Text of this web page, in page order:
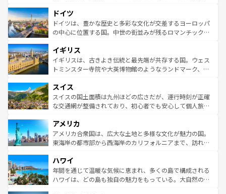
せる。地方によって風土や気候が異なるスペインはその個
性で訪れる人を魅了する。 なお、新着のスペイン情報は コ
ンテンツ一覧を参照してほしい。
で、幅広い魅力が詰まっている。華麗な宮殿、歴史的な大
聖堂、美しいビーチ、そして豊かな自然が、訪れる者を心
から魅了する。また、フランスは美食の国としても知ら
いる。シャンパンの発祥地であるランス、プロヴァンスの
香り高いラベンダー畑など、多彩な楽しみ方が可能だ。さ
らに、パリ以外の地域にも魅力が溢れており、どの街角に
れる地方に足を運ぶとそれぞれで全く異なる文化を体験で
きるだろう。 なお、新着のフランス情報はコンテンツ一覧
を参照してほしい。
ドイツ
ドイツは、豊かな歴史と多彩な文化が交差するヨーロッパ
の中心に位置する国。中世の街並みが残るロマンチック街
顔を持つこの国は、どこを歩いても飽きることがない。ベ
ルリンの文化的活気、バイエルン州のアルプスの絶景、そ
してライン川沿いのワイン畑といった風景は必見。ビール
は、お酒好きな人にはぜひ体験してほしい。 なお、新着の
ドイツ情報はコンテンツ一覧を参照してほしい。
イギリス
イギリスは、古きよき伝統と最先端が共存する国。ウェス
トミンスター寺院や大英博物館のようなランドマーク、歴
リアごとに異なる魅力がある。また、優雅なアフタヌーン
ティー、ビール好きにはたまらない英国パブ、サッカー観
戦など、本場だからこそできる体験も豊富。イギリスを旅
ンツ一覧を参照してほしい。
スイス
スイスの国土面積は九州ほどの広さだが、運行時刻が正確
な交通網が整備されており、初心者でも安心して個人旅行
の建物がそのまま残る町や、スイスならではのユニークな
博物館もあり、アルプス観光だけでなく町歩きも満喫する
ことができる。国民の所得が高いため物価も高いが、旅行
ば市内交通費無料で観光を楽しむこともできる。 なお、新
着のスイス情報はコンテンツ一覧 を参照してほしい。
アメリカ
アメリカ合衆国は、広大な土地と多様な文化が魅力の国。
東海岸の都市部から西海岸のカリフォルニアまで、訪れる
のような巨大都市は、観光、ショッピング、エンターテイ
ンメントが詰まった刺激的なスポットだ。一方、アメリカ
西部には大自然が広がり、グランドキャニオンやイエロー
ハワイ
年間を通じて温暖な気候に恵まれ、多くの島で構成される
ハワイは、どの島も独自の魅力をもっている。大自然の神